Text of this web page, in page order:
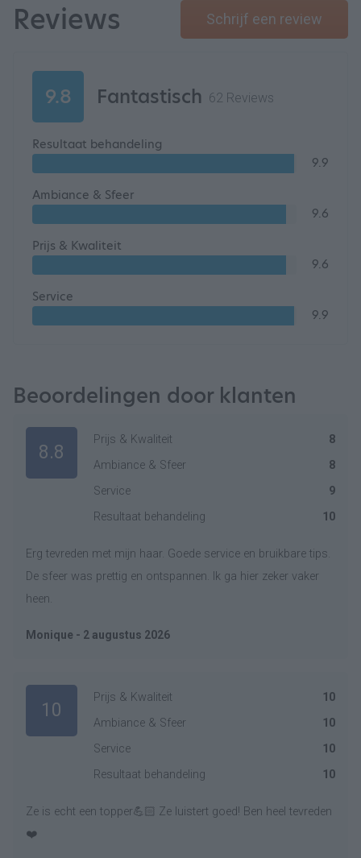
Reviews Schrijf een review
9.8 Fantastisch 62 Reviews
Resultaat behandeling
9.9
Ambiance & Sfeer
9.6
Prijs & Kwaliteit
9.6
Service
9.9
Beoordelingen door klanten
8.8
Prijs & Kwaliteit
8
Ambiance & Sfeer
8
Service
9
Resultaat behandeling
10
Erg tevreden met mijn haar. Goede service en bruikbare tips.
De sfeer was prettig en ontspannen. Ik ga hier zeker vaker
heen.
Monique - 2 augustus 2026
10
Prijs & Kwaliteit
10
Ambiance & Sfeer
10
Service
10
Resultaat behandeling
10
Ze is echt een topper💪🏻 Ze luistert goed! Ben heel tevreden
❤️